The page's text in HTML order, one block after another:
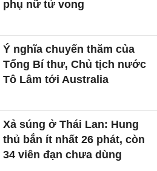
phụ nữ tử vong
Ý nghĩa chuyến thăm của
Tổng Bí thư, Chủ tịch nước
Tô Lâm tới Australia
Xả súng ở Thái Lan: Hung
thủ bắn ít nhất 26 phát, còn
34 viên đạn chưa dùng